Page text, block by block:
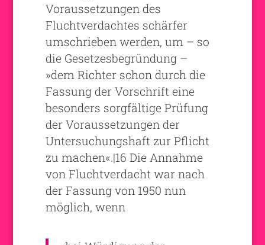
Voraussetzungen des
Fluchtverdachtes schärfer
umschrieben werden, um – so
die Gesetzesbegründung –
»dem Richter schon durch die
Fassung der Vorschrift eine
besonders sorgfältige Prüfung
der Voraussetzungen der
Untersuchungshaft zur Pflicht
zu machen«.|16 Die Annahme
von Fluchtverdacht war nach
der Fassung von 1950 nun
möglich, wenn